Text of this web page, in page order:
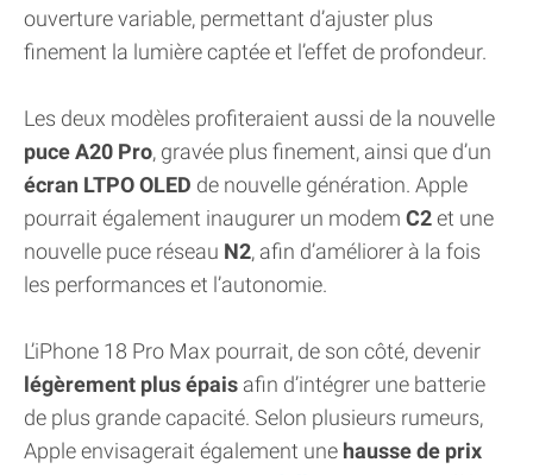
ouverture variable, permettant d’ajuster plus
finement la lumière captée et l’effet de profondeur.
Les deux modèles profiteraient aussi de la nouvelle
puce A20 Pro, gravée plus finement, ainsi que d’un
écran LTPO OLED de nouvelle génération. Apple
pourrait également inaugurer un modem C2et une
nouvelle puce réseau N2, afin d’améliorer à la fois
les performances et l’autonomie.
L’iPhone 18 Pro Max pourrait, de son côté, devenir
légèrement plus épais afin d’intégrer une batterie
de plus grande capacité. Selon plusieurs rumeurs,
Apple envisagerait également une hausse de prix